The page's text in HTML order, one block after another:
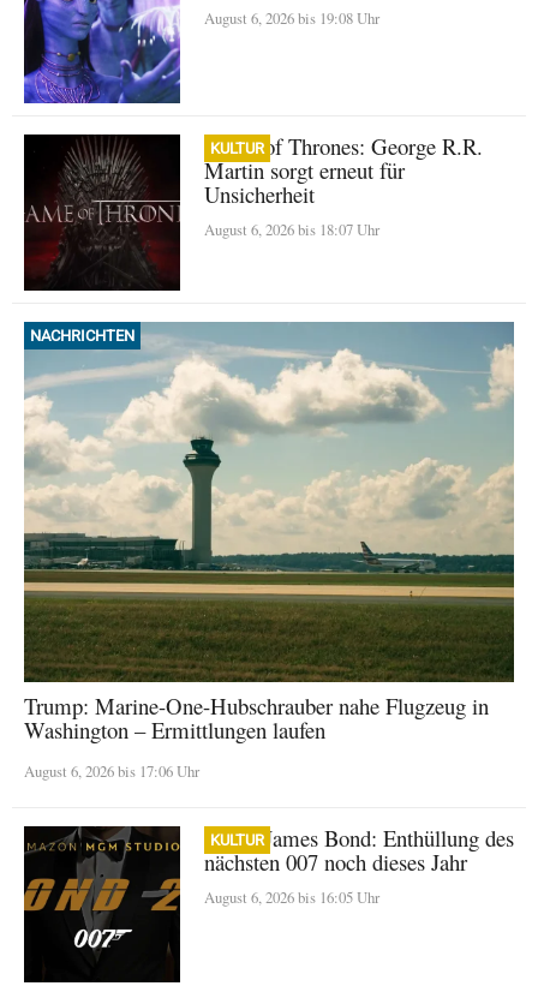
August 6, 2026 bis 19:08 Uhr
KULTUR
Game of Thrones: George R.R.
Martin sorgt erneut für
Unsicherheit
August 6, 2026 bis 18:07 Uhr
NACHRICHTEN
Trump: Marine-One-Hubschrauber nahe Flugzeug in
Washington – Ermittlungen laufen
August 6, 2026 bis 17:06 Uhr
KULTUR
Neuer James Bond: Enthüllung des
nächsten 007 noch dieses Jahr
August 6, 2026 bis 16:05 Uhr